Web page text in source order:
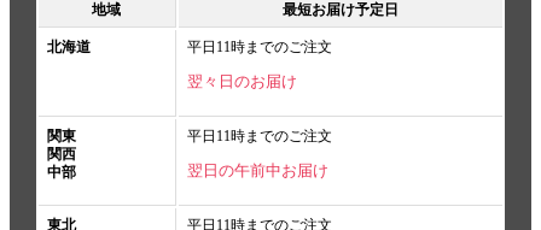
地域 最短お届け予定日
北海道 平日11時までのご注文
翌々日のお届け
関東
関西
中部
平日11時までのご注文
翌日の午前中お届け
東北
平日11時までのご注文